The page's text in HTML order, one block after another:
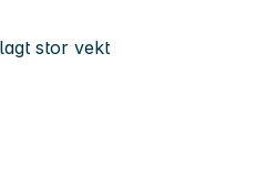
stor vekt